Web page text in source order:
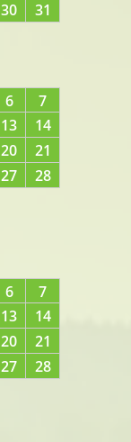
30 31
6
7
13
14
20
21
27 28
6
7
13
14
20
21
27
28